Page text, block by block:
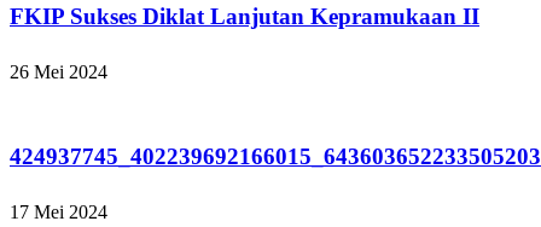
FKIP Sukses Diklat Lanjutan Kepramukaan II
26 Mei 2024
17 Mei 2024